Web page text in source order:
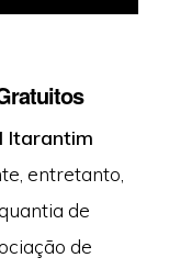
Itarantim
entretanto,
de
de